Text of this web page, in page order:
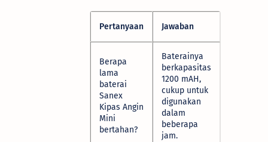
Pertanyaan Jawaban
Berapa
lama
baterai
Sanex
Kipas Angin
Mini
bertahan?
Baterainya
berkapasitas
1200 mAH,
cukup untuk
digunakan
dalam
beberapa
jam.